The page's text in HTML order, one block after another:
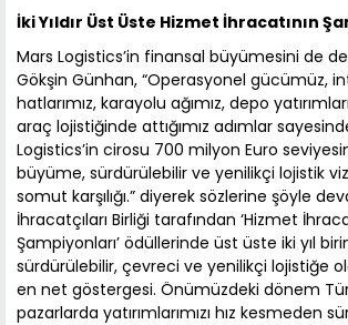
İki Yıldır Üst Üste Hizmet İhracatının
Mars Logistics’in finansal büyümesini de
Gökşin Günhan, “Operasyonel gücümüz,
hatlarımız, karayolu ağımız, depo
araç lojistiğinde attığımız adımlar
Logistics’in cirosu 700 milyon Euro
büyüme, sürdürülebilir ve yenilikçi lojistik
somut karşılığı.” diyerek sözlerine şöyle
İhracatçıları Birliği tarafından ‘Hizmet
Şampiyonları’ ödüllerinde üst üste iki yıl
sürdürülebilir, çevreci ve yenilikçi lojistiğe
en net göstergesi. Önümüzdeki dönem
pazarlarda yatırımlarımızı hız kesmeden